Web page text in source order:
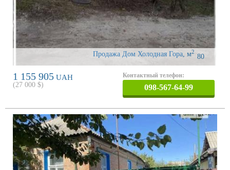
Продажа Дом Холодная Гора 80
м2
1 155 905 UAH
(27 000 $)
Контактный телефон:
098-567-64-99